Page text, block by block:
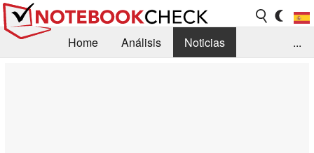
Home Análisis
Noticias
...